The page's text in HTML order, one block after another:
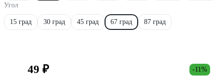
Угол
15 град 30 град 45 град 67 град 87 град
49 ₽ -11%